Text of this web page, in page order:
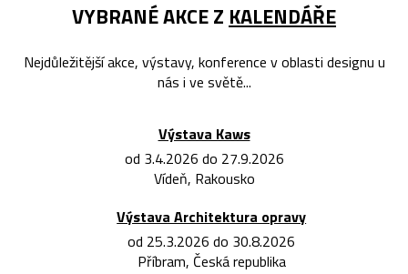
VYBRANÉ AKCE Z KALENDÁŘE
Nejdůležitější akce, výstavy, konference v oblasti designu u
nás i ve světě...
Výstava Kaws
od 3.4.2026 do 27.9.2026
Vídeň, Rakousko
Výstava Architektura opravy
od 25.3.2026 do 30.8.2026
Příbram, Česká republika